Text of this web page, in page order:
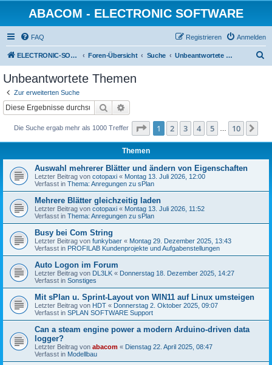
ABACOM - ELECTRONIC SOFTWARE
FAQ Anmelden
Registrieren
ELECTRONIC-SOFWARE-SHOP Foren-Übersicht Suche Unbeantwortete Themen
Unbeantwortete Themen
Zur erweiterten Suche
Suche
Die Suche ergab mehr als 1000 Treffer Seite 1von 10
1 2 3 4 5 10
Themen
Auswahl mehrerer Blätter und ändern von Eigenschaften
Letzter Beitrag von cotopaxi « Montag 13. Juli 2026, 12:00
Verfasst in Thema: Anregungen zu sPlan
Mehrere Blätter gleichzeitig laden
Letzter Beitrag von cotopaxi « Montag 13. Juli 2026, 11:52
Verfasst in Thema: Anregungen zu sPlan
Busy bei Com String
Letzter Beitrag von funkybaer « Montag 29. Dezember 2025, 13:43
Verfasst in PROFILAB Kundenprojekte und Aufgabenstellungen
Auto Logon im Forum
Letzter Beitrag von DL3LK « Donnerstag 18. Dezember 2025, 14:27
Verfasst in Sonstiges
Mit sPlan u. Sprint-Layout von WIN11 auf Linux umsteigen
Letzter Beitrag von HDT « Donnerstag 2. Oktober 2025, 09:07
Verfasst in SPLAN SOFTWARE Support
Can a steam engine power a modern Arduino-driven data
logger?
Letzter Beitrag von abacom « Dienstag 22. April 2025, 08:47
Verfasst in Modellbau